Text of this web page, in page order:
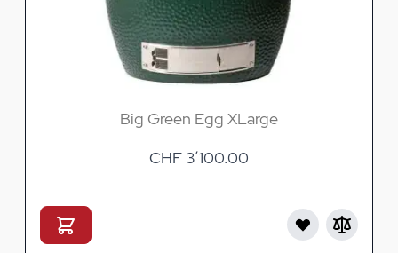
Big Green Egg XLarge
CHF 3’100.00